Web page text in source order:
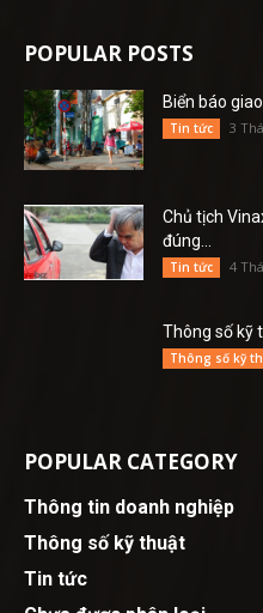
POPULAR POSTS
Biển báo
Tin tức 3
Chủ tịch
đúng...
Tin tức 4
Thông số kỹ
Thông số kỹ
POPULAR CATEGORY
Thông tin doanh nghiệp
Thông số kỹ thuật
Tin tức